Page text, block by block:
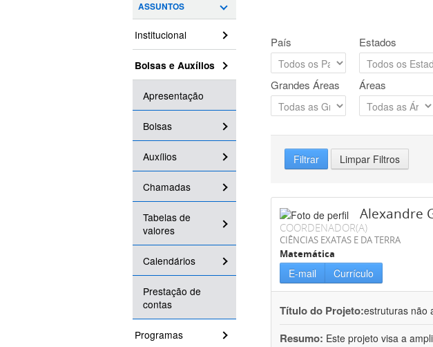
ASSUNTOS
Institucional
Bolsas e Auxílios
Apresentação
Bolsas
Auxílios
Chamadas
Tabelas de
valores
Calendários
Prestação de
contas
Programas
País Estados
Grandes Áreas Áreas
Filtrar Limpar Filtros
Alexandre
COORDENADOR(A)
CIÊNCIAS EXATAS E DA TERRA
Matemática
E-mail Currículo
Título do Projeto:estruturas não
Resumo: Este projeto visa a